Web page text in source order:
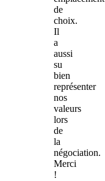
de
choix.
Il
a
aussi
su
bien
représenter
nos
valeurs
lors
de
la
négociation.
Merci
!